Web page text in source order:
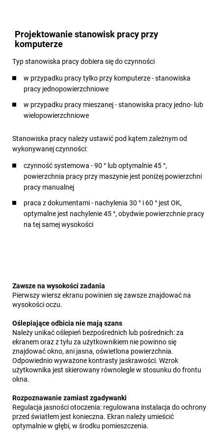
Projektowanie stanowisk pracy przy
komputerze
Typ stanowiska pracy dobiera się do czynności
w przypadku pracy tylko przy komputerze - stanowiska
pracy jednopowierzchniowe
w przypadku pracy mieszanej - stanowiska pracy jedno- lub
wielopowierzchniowe
Stanowiska pracy należy ustawić pod kątem zależnym od
wykonywanej czynności:
czynność systemowa - 90 ° lub optymalnie 45 °,
powierzchnia pracy przy maszynie jest poniżej powierzchni
pracy manualnej
praca z dokumentami - nachylenia 30 ° i 60 ° jest OK,
optymalne jest nachylenie 45 °, obydwie powierzchnie pracy
na tej samej wysokości
Zawsze na wysokości zadania
Pierwszy wiersz ekranu powinien się zawsze znajdować na
wysokości oczu.
Oślepiające odbicia nie mają szans
Należy unikać oślepień bezpośrednich lub pośrednich: za
ekranem oraz z tyłu za użytkownikiem nie powinno się
znajdować okno, ani jasna, oświetlona powierzchnia.
Odpowiednio wyważone kontrasty jaskrawości. Wzrok
użytkownika jest skierowany równolegle w stosunku do frontu
okna.
Rozpoznawanie zamiast zgadywanki
Regulacja jasności otoczenia: regulowana instalacja do ochrony
przed światłem jest konieczna. Ekran należy umieścić
optymalnie w głębi, w środku pomieszczenia.